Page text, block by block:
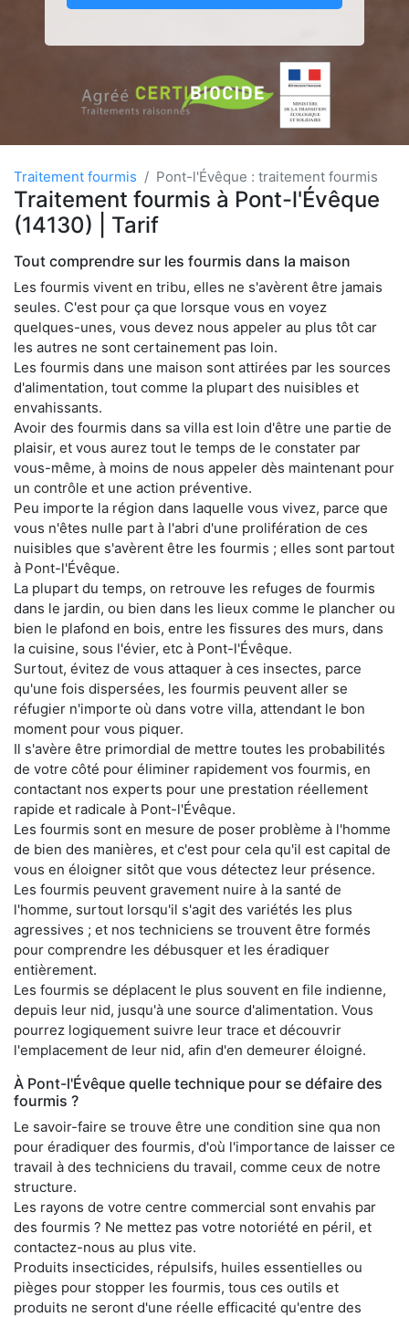
Traitement fourmis Pont-l'Évêque : traitement fourmis
Traitement fourmis à Pont-l'Évêque
(14130) | Tarif
Tout comprendre sur les fourmis dans la maison
Les fourmis vivent en tribu, elles ne s'avèrent être jamais
seules. C'est pour ça que lorsque vous en voyez
quelques-unes, vous devez nous appeler au plus tôt car
les autres ne sont certainement pas loin.
Les fourmis dans une maison sont attirées par les sources
d'alimentation, tout comme la plupart des nuisibles et
envahissants.
Avoir des fourmis dans sa villa est loin d'être une partie de
plaisir, et vous aurez tout le temps de le constater par
vous-même, à moins de nous appeler dès maintenant pour
un contrôle et une action préventive.
Peu importe la région dans laquelle vous vivez, parce que
vous n'êtes nulle part à l'abri d'une prolifération de ces
nuisibles que s'avèrent être les fourmis ; elles sont partout
à Pont-l'Évêque.
La plupart du temps, on retrouve les refuges de fourmis
dans le jardin, ou bien dans les lieux comme le plancher ou
bien le plafond en bois, entre les fissures des murs, dans
la cuisine, sous l'évier, etc à Pont-l'Évêque.
Surtout, évitez de vous attaquer à ces insectes, parce
qu'une fois dispersées, les fourmis peuvent aller se
réfugier n'importe où dans votre villa, attendant le bon
moment pour vous piquer.
Il s'avère être primordial de mettre toutes les probabilités
de votre côté pour éliminer rapidement vos fourmis, en
contactant nos experts pour une prestation réellement
rapide et radicale à Pont-l'Évêque.
Les fourmis sont en mesure de poser problème à l'homme
de bien des manières, et c'est pour cela qu'il est capital de
vous en éloigner sitôt que vous détectez leur présence.
Les fourmis peuvent gravement nuire à la santé de
l'homme, surtout lorsqu'il s'agit des variétés les plus
agressives ; et nos techniciens se trouvent être formés
pour comprendre les débusquer et les éradiquer
entièrement.
Les fourmis se déplacent le plus souvent en file indienne,
depuis leur nid, jusqu'à une source d'alimentation. Vous
pourrez logiquement suivre leur trace et découvrir
l'emplacement de leur nid, afin d'en demeurer éloigné.
À Pont-l'Évêque quelle technique pour se défaire des
fourmis ?
Le savoir-faire se trouve être une condition sine qua non
pour éradiquer des fourmis, d'où l'importance de laisser ce
travail à des techniciens du travail, comme ceux de notre
structure.
Les rayons de votre centre commercial sont envahis par
des fourmis ? Ne mettez pas votre notoriété en péril, et
contactez-nous au plus vite.
Produits insecticides, répulsifs, huiles essentielles ou
pièges pour stopper les fourmis, tous ces outils et
produits ne seront d'une réelle efficacité qu'entre des